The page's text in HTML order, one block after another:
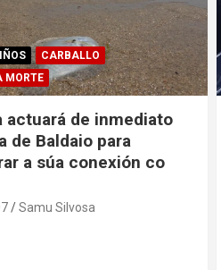
CARBALLO
MORTE
actuará de inmediato
de Baldaio para
a súa conexión co
Samu Silvosa